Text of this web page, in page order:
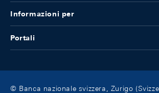
Informazioni per
Portali
© Banca nazionale svizzera, Zurigo